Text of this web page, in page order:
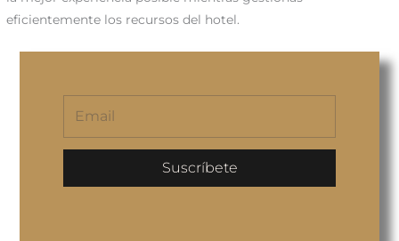
eficientemente los recursos del hotel.
Suscríbete